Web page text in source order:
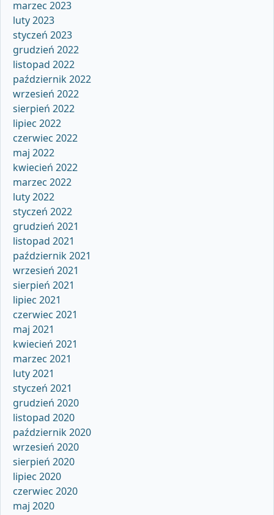
marzec 2023
luty 2023
styczeń 2023
grudzień 2022
listopad 2022
październik 2022
wrzesień 2022
sierpień 2022
lipiec 2022
czerwiec 2022
maj 2022
kwiecień 2022
marzec 2022
luty 2022
styczeń 2022
grudzień 2021
listopad 2021
październik 2021
wrzesień 2021
sierpień 2021
lipiec 2021
czerwiec 2021
maj 2021
kwiecień 2021
marzec 2021
luty 2021
styczeń 2021
grudzień 2020
listopad 2020
październik 2020
wrzesień 2020
sierpień 2020
lipiec 2020
czerwiec 2020
maj 2020